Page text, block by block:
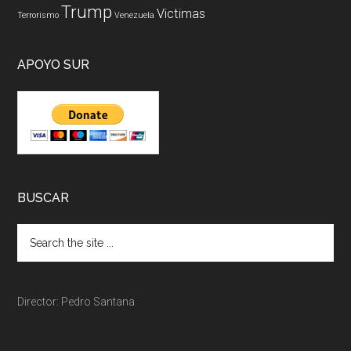
Terrorismo Trump Venezuela Victimas
APOYO SUR
BUSCAR
Director: Pedro Santana